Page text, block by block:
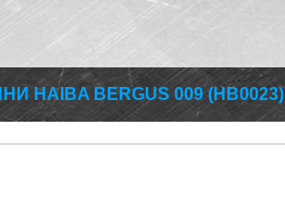
HAIBA BERGUS 009 (HB0023)